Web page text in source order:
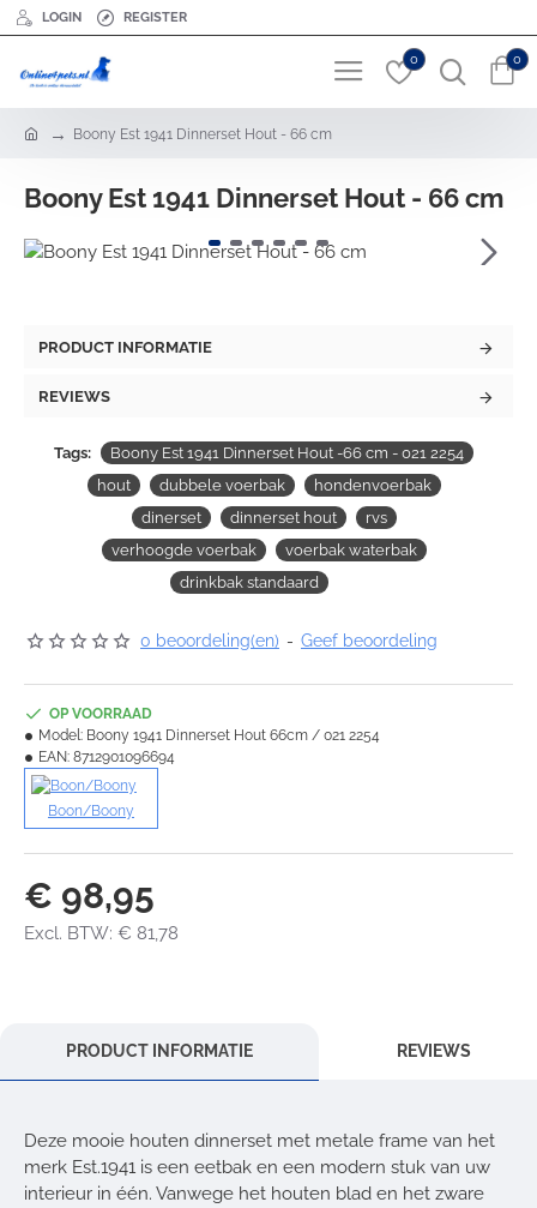
LOGIN REGISTER
0 0
e
Boony Est 1941 Dinnerset Hout - 66 cm
Boony Est 1941 Dinnerset Hout - 66 cm
PRODUCT INFORMATIE
REVIEWS
Tags:
Boony Est 1941 Dinnerset Hout -66 cm - 021 2254
hout
dubbele voerbak
hondenvoerbak
dinerset
dinnerset hout
rvs
verhoogde voerbak
voerbak waterbak
drinkbak standaard
0 beoordeling(en) - Geef beoordeling
€ 98,95
Excl. BTW: € 81,78
OP VOORRAAD
Model: Boony 1941 Dinnerset Hout 66cm / 021 2254
EAN: 8712901096694
Boon/Boony
PRODUCT INFORMATIE REVIEWS
Deze mooie houten dinnerset met metale frame van het
merk Est.1941 is een eetbak en een modern stuk van uw
interieur in één. Vanwege het houten blad en het zware